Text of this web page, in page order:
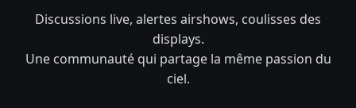
Discussions live, alertes airshows, coulisses des
displays.
Une communauté qui partage la même passion du
ciel.